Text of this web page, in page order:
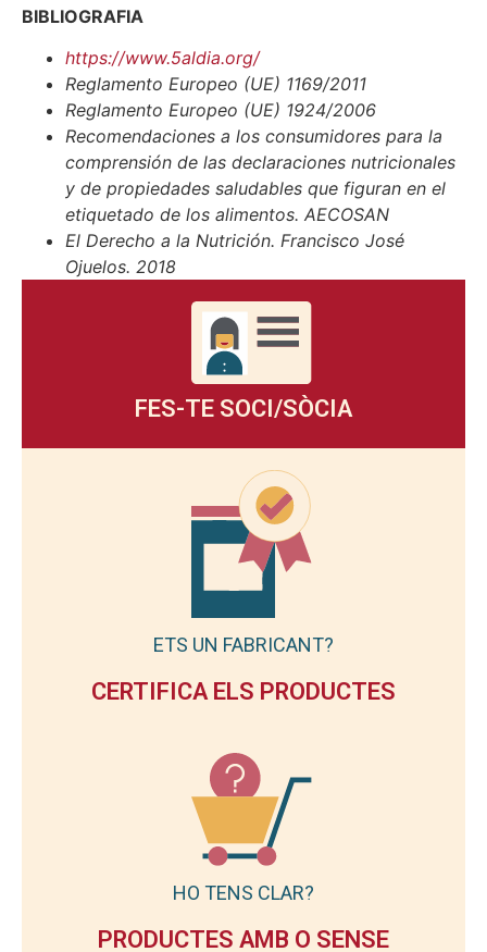
BIBLIOGRAFIA
https://www.5aldia.org/
Reglamento Europeo (UE) 1169/2011
Reglamento Europeo (UE) 1924/2006
Recomendaciones a los consumidores para la
comprensión de las declaraciones nutricionales
y de propiedades saludables que figuran en el
etiquetado de los alimentos. AECOSAN
El Derecho a la Nutrición. Francisco José
Ojuelos. 2018
FES-TE SOCI/SÒCIA
ETS UN FABRICANT?
CERTIFICA ELS PRODUCTES
HO TENS CLAR?
PRODUCTES AMB O SENSE